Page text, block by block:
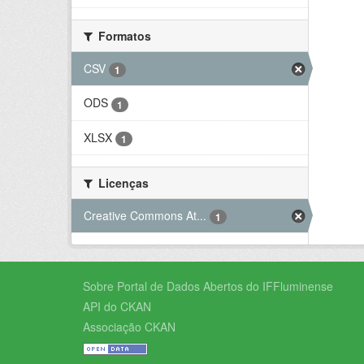
Formatos
CSV
1
ODS 1
XLSX 1
Licenças
Creative Commons At...
1
Sobre Portal de Dados Abertos do IFFluminense
API do CKAN
Associação CKAN